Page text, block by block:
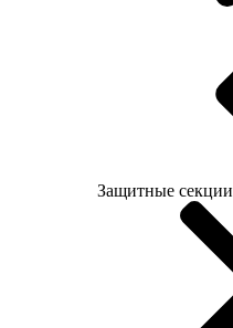
Защитные секции